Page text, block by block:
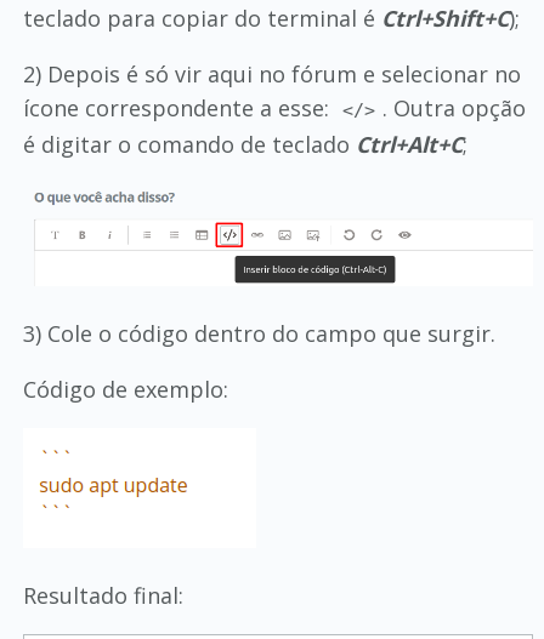
teclado para copiar do terminal é Ctrl+Shift+C);
2) Depois é só vir aqui no fórum e selecionar no
ícone correspondente a esse:
</> . Outra opção
é digitar o comando de teclado Ctrl+Alt+C;
3) Cole o código dentro do campo que surgir.
Código de exemplo:
Resultado final: